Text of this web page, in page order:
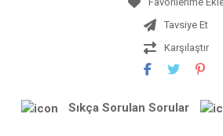
Tavsiye Et
Karşılaştır
Sıkça Sorulan Sorular